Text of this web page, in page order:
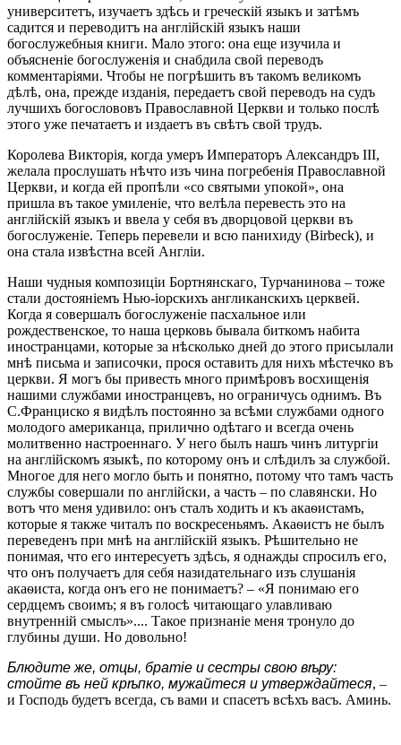
университетъ, изучаетъ здѣсь и греческій языкъ и затѣмъ
садится и переводитъ на англійскій языкъ наши
богослужебныя книги. Мало этого: она еще изучила и
объясненіе богослуженія и снабдила свой переводъ
комментаріями. Чтобы не погрѣшить въ такомъ великомъ
дѣлѣ, она, прежде изданія, передаетъ свой переводъ на судъ
лучшихъ богослововъ Православной Церкви и только послѣ
этого уже печатаетъ и издаетъ въ свѣтъ свой трудъ.
Королева Викторія, когда умеръ Императоръ Александръ III,
желала прослушать нѣчто изъ чина погребенія Православной
Церкви, и когда ей пропѣли «со святыми упокой», она
пришла въ такое умиленіе, что велѣла перевесть это на
англійскій языкъ и ввела у себя въ дворцовой церкви въ
богослуженіе. Теперь перевели и всю панихиду (Birbeck), и
она стала извѣстна всей Англіи.
Наши чудныя композиціи Бортнянскаго, Турчанинова – тоже
стали достояніемъ Нью-іорскихъ англиканскихъ церквей.
Когда я совершалъ богослуженіе пасхальное или
рождественское, то наша церковь бывала биткомъ набита
иностранцами, которые за нѣсколько дней до этого присылали
мнѣ письма и записочки, прося оставить для нихъ мѣстечко въ
церкви. Я могъ бы привесть много примѣровъ восхищенія
нашими службами иностранцевъ, но ограничусь однимъ. Въ
С.Франциско я видѣлъ постоянно за всѣми службами одного
молодого американца, прилично одѣтаго и всегда очень
молитвенно настроеннаго. У него былъ нашъ чинъ литургіи
на англійскомъ языкѣ, по которому онъ и слѣдилъ за службой.
Многое для него могло быть и понятно, потому что тамъ часть
службы совершали по англійски, а часть – по славянски. Но
вотъ что меня удивило: онъ сталъ ходить и къ акаѳистамъ,
которые я также читалъ по воскресеньямъ. Акаѳистъ не былъ
переведенъ при мнѣ на англійскій языкъ. Рѣшительно не
понимая, что его интересуетъ здѣсь, я однажды спросилъ его,
что онъ получаетъ для себя назидательнаго изъ слушанія
акаѳиста, когда онъ его не понимаетъ? – «Я понимаю его
сердцемъ своимъ; я въ голосѣ читающаго улавливаю
внутренній смыслъ».... Такое признаніе меня тронуло до
глубины души. Но довольно!
Блюдите же, отцы, братіе и сестры свою вѣру:
стойте въ ней крѣпко, мужайтеся и утверждайтеся, –
и Господь будетъ всегда, съ вами и спасетъ всѣхъ васъ. Аминь.